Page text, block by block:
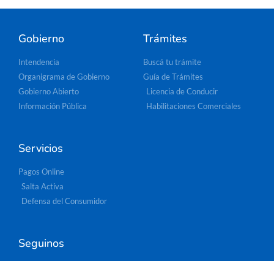
Gobierno
Intendencia
Organigrama de Gobierno
Gobierno Abierto
Información Pública
Trámites
Buscá tu trámite
Guía de Trámites
Licencia de Conducir
Habilitaciones Comerciales
Servicios
Pagos Online
Salta Activa
Defensa del Consumidor
Seguinos